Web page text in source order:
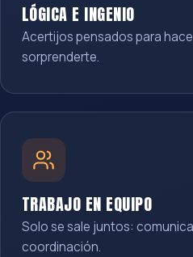
LÓGICA E INGENIO
Acertijos pensados para
sorprenderte.
TRABAJO EN EQUIPO
Solo se sale juntos:
coordinación.